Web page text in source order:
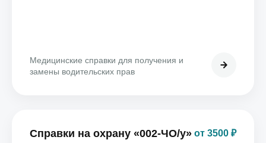
Медицинские справки для получения и
замены водительских прав
Справки на охрану «002-ЧО/у» от 3500 ₽